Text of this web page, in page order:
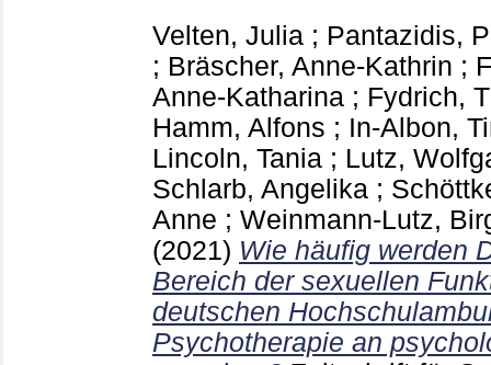
Velten, Julia ; Pantazidis,
; Bräscher, Anne-Kathrin ;
Anne-Katharina ; Fydrich,
Hamm, Alfons ; In-Albon,
Lincoln, Tania ; Lutz,
Schlarb, Angelika ;
Anne ; Weinmann-Lutz,
(2021) Wie häufig werden
Bereich der sexuellen
deutschen
Psychotherapie an